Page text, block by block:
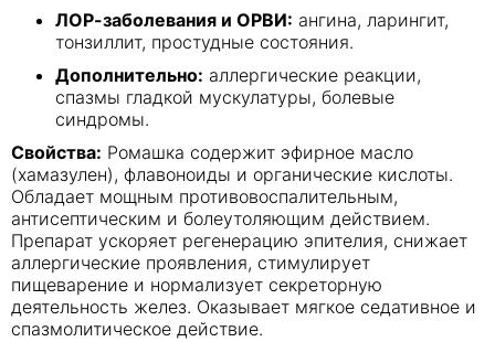
ЛОР-заболевания и ОРВИ: ангина, ларингит,
тонзиллит, простудные состояния.
Дополнительно: аллергические реакции,
спазмы гладкой мускулатуры, болевые
синдромы.
Свойства: Ромашка содержит эфирное масло
(хамазулен), флавоноиды и органические кислоты.
Обладает мощным противовоспалительным,
антисептическим и болеутоляющим действием.
Препарат ускоряет регенерацию эпителия, снижает
аллергические проявления, стимулирует
пищеварение и нормализует секреторную
деятельность желез. Оказывает мягкое седативное и
спазмолитическое действие.